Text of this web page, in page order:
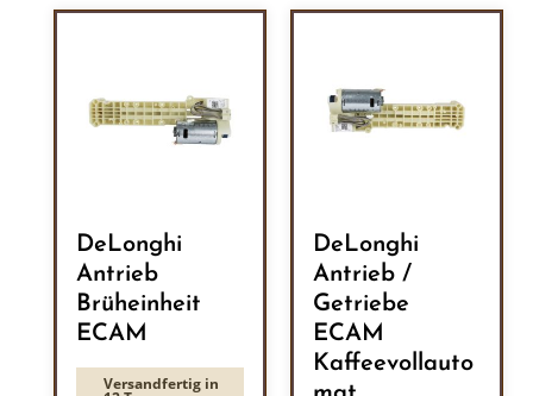
DeLonghi
Antrieb
Brüheinheit
ECAM
Versandfertig in
DeLonghi
Antrieb /
Getriebe
ECAM
Kaffeevollauto